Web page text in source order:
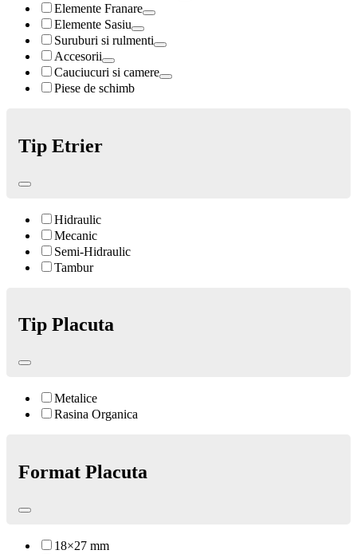
Elemente Franare
Elemente Sasiu
Suruburi si rulmenti
Accesorii
Cauciucuri si camere
Piese de schimb
Tip Etrier
Hidraulic
Mecanic
Semi-Hidraulic
Tambur
Tip Placuta
Metalice
Rasina Organica
Format Placuta
18×27 mm